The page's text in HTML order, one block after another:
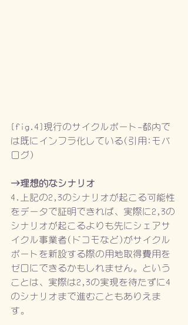
[fig.4]現行のサイクルポート-都内で
は既にインフラ化している(引用:モバ
ログ)
→理想的なシナリオ
4.上記の2,3のシナリオが起こる可能性
をデータで証明できれば、実際に2,3の
シナリオが起こるよりも先にシェアサ
イクル事業者(ドコモなど)がサイクル
ポートを新設する際の用地取得費用を
ゼロにできるかもしれません。という
ことは、実際は2,3の実現を待たずに4
のシナリオまで進むこともありえま
す。